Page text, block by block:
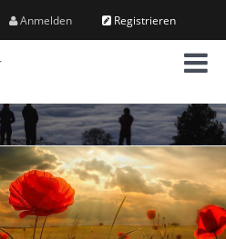
Anmelden Registrieren
M
e
n
ü